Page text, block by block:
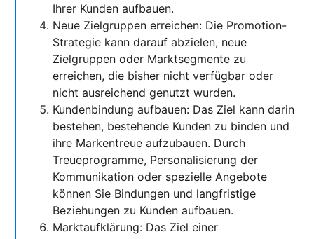
Ihrer Kunden aufbauen.
Neue Zielgruppen erreichen: Die Promotion-
Strategie kann darauf abzielen, neue
Zielgruppen oder Marktsegmente zu
erreichen, die bisher nicht verfügbar oder
nicht ausreichend genutzt wurden.
Kundenbindung aufbauen: Das Ziel kann darin
bestehen, bestehende Kunden zu binden und
ihre Markentreue aufzubauen. Durch
Treueprogramme, Personalisierung der
Kommunikation oder spezielle Angebote
können Sie Bindungen und langfristige
Beziehungen zu Kunden aufbauen.
Marktaufklärung: Das Ziel einer